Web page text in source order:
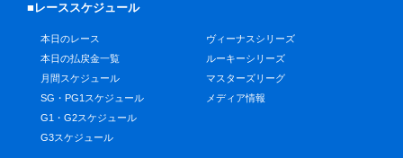
■レーススケジュール
本日のレース
本日の払戻金一覧
月間スケジュール
SG・PG1スケジュール
G1・G2スケジュール
G3スケジュール
ヴィーナスシリーズ
ルーキーシリーズ
マスターズリーグ
メディア情報